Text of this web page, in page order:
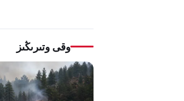
وقى وتىرىڭىز